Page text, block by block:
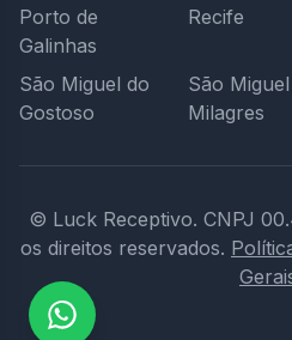
Porto de
Galinhas
Recife
São Miguel do
Gostoso
São
Milagres
© Luck Receptivo. CNPJ
os direitos reservados.